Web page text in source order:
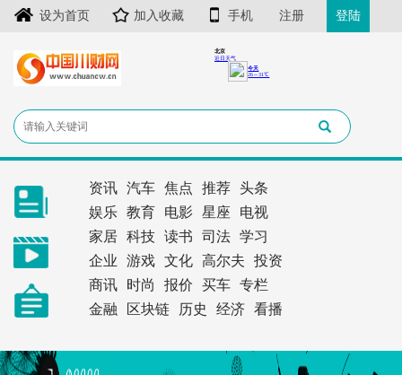
设为首页 加入收藏 手机 注册 登陆
资讯 汽车 焦点 推荐
头条
娱乐
教育 电影 星座
电视
家居
科技 读书 司法
学习
企业
游戏 文化 高尔夫
投资
商讯
时尚 报价 买车
专栏
金融
区块链 历史 经济 看播